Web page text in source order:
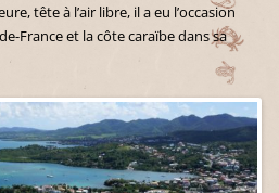
tête à l’air libre, il a eu l’occasion
France et la côte caraïbe dans sa